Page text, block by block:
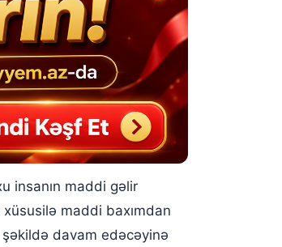
insanın maddi gəlir
maddi baxımdan
davam edəcəyinə